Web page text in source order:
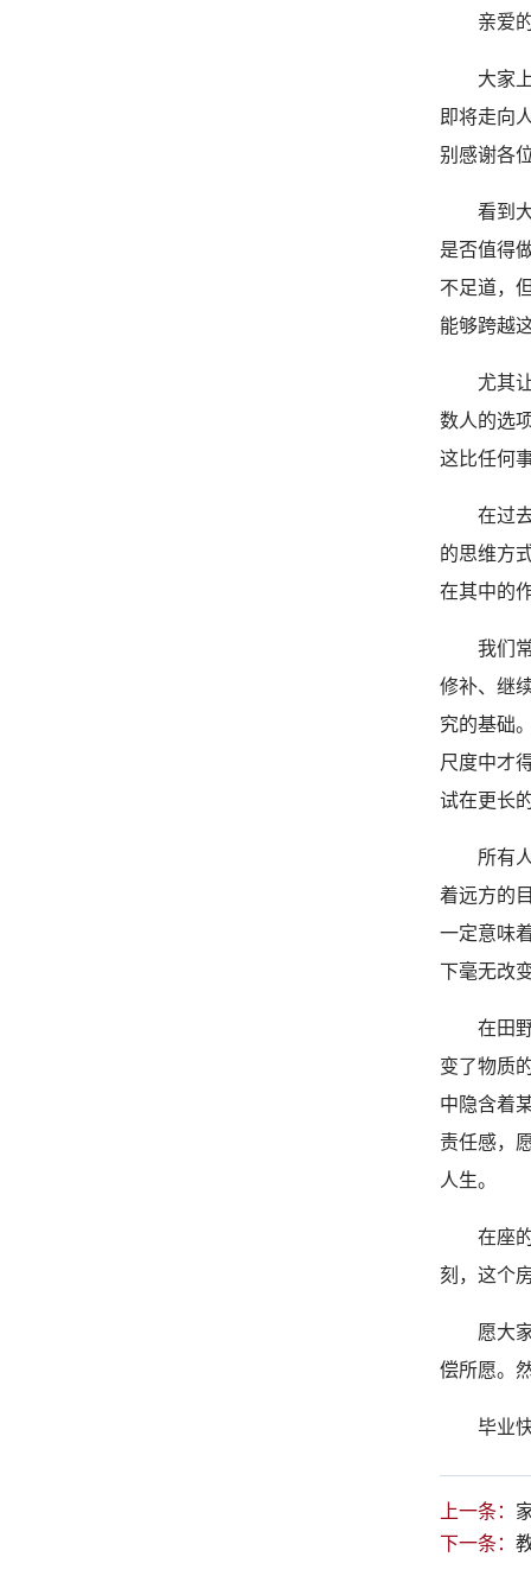
亲爱
大家
即将走向
别感谢各
看到
是否值得
不足道，
能够跨越
尤其
数人的选
这比任何
在过
的思维方
在其中的
我们
修补、继
究的基础
尺度中才
试在更长
所有
着远方的
一定意味
下毫无改
在田
变了物质
中隐含着
责任感，
人生。
在座
刻，这个
愿大
偿所愿。
毕业
上一条：
下一条：